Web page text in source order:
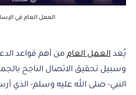
العمل العام في
يُعد العمل العام من أهم قواعد
وسبيل تحقيق الاتصال الناجح
النبي- صلى الله عليه وسلم- الذي